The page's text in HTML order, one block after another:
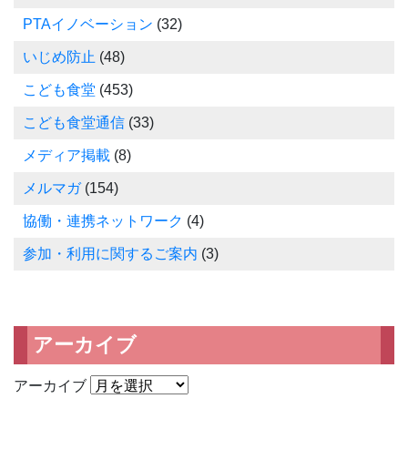
PTAイノベーション (32)
いじめ防止 (48)
こども食堂 (453)
こども食堂通信 (33)
メディア掲載 (8)
メルマガ(154)
協働・連携ネットワーク (4)
参加・利用に関するご案内 (3)
アーカイブ
アーカイブ